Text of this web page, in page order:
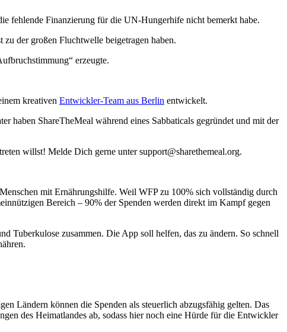
fehlende Finanzierung für die UN-Hungerhife nicht bemerkt habe.
der großen Fluchtwelle beigetragen haben.
erzeugte.
kreativen Entwickler-Team aus Berlin entwickelt.
haben ShareTheMeal während eines Sabbaticals gegründet und mit der
willst! Melde Dich gerne unter support@sharethemeal.org.
mit Ernährungshilfe. Weil WFP zu 100% sich vollständig durch
Bereich – 90% der Spenden werden direkt im Kampf gegen
Tuberkulose zusammen. Die App soll helfen, das zu ändern. So schnell
Ländern können die Spenden als steuerlich abzugsfähig gelten. Das
des Heimatlandes ab, sodass hier noch eine Hürde für die Entwickler